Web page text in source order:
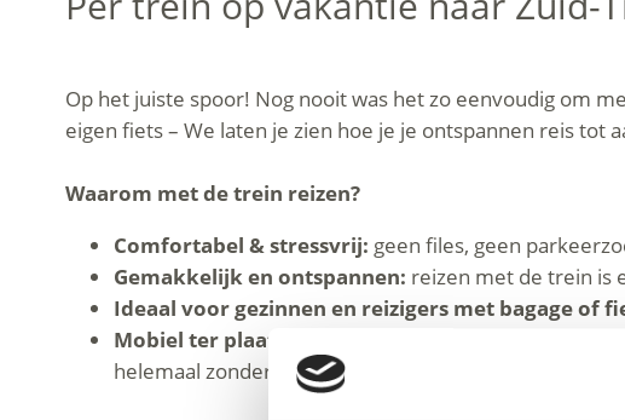
Op het juiste spoor! Nog nooit was het zo eenvoudig om
eigen fiets – We laten je zien hoe je je ontspannen reis tot
Waarom met de trein reizen?
Comfortabel & stressvrij: geen files, geen
Gemakkelijk en ontspannen: reizen met de trein is
Ideaal voor gezinnen en reizigers met bagage of
Mobiel ter plaatse:
helemaal zonder auto.